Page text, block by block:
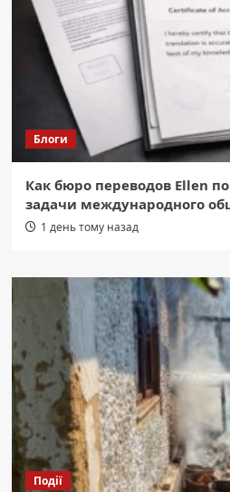
Блоги
Как бюро переводов Ellen
задачи международного
1 день тому назад
Події